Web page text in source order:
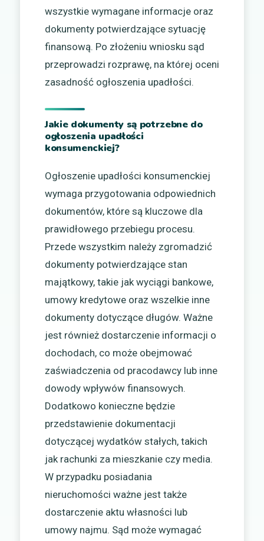
wszystkie wymagane informacje oraz
dokumenty potwierdzające sytuację
finansową. Po złożeniu wniosku sąd
przeprowadzi rozprawę, na której oceni
zasadność ogłoszenia upadłości.
Jakie dokumenty są potrzebne do
ogłoszenia upadłości
konsumenckiej?
Ogłoszenie upadłości konsumenckiej
wymaga przygotowania odpowiednich
dokumentów, które są kluczowe dla
prawidłowego przebiegu procesu.
Przede wszystkim należy zgromadzić
dokumenty potwierdzające stan
majątkowy, takie jak wyciągi bankowe,
umowy kredytowe oraz wszelkie inne
dokumenty dotyczące długów. Ważne
jest również dostarczenie informacji o
dochodach, co może obejmować
zaświadczenia od pracodawcy lub inne
dowody wpływów finansowych.
Dodatkowo konieczne będzie
przedstawienie dokumentacji
dotyczącej wydatków stałych, takich
jak rachunki za mieszkanie czy media.
W przypadku posiadania
nieruchomości ważne jest także
dostarczenie aktu własności lub
umowy najmu. Sąd może wymagać